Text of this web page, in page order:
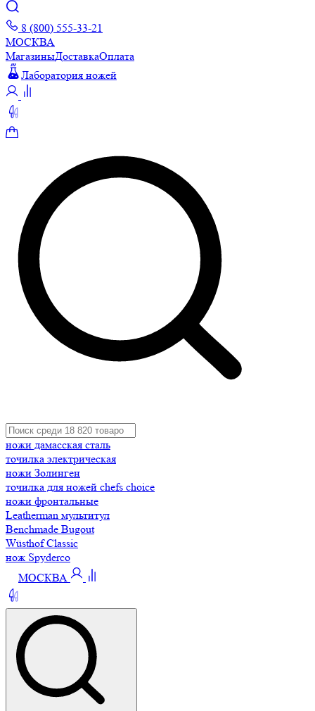
8 (800) 555-33-21
МОСКВА
МагазиныДоставкаОплата
Лаборатория ножей
ножи дамасская сталь
точилка электрическая
ножи Золинген
точилка для ножей chefs choice
ножи фронтальные
Leatherman мультитул
Benchmade Bugout
Wüsthof Classic
нож Spyderco
МОСКВА